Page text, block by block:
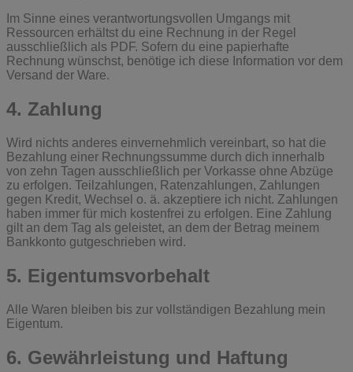
Im Sinne eines verantwortungsvollen Umgangs mit
Ressourcen erhältst du eine Rechnung in der Regel
ausschließlich als PDF. Sofern du eine papierhafte
Rechnung wünschst, benötige ich diese Information vor dem
Versand der Ware.
4. Zahlung
Wird nichts anderes einvernehmlich vereinbart, so hat die
Bezahlung einer Rechnungssumme durch dich innerhalb
von zehn Tagen ausschließlich per Vorkasse ohne Abzüge
zu erfolgen. Teilzahlungen, Ratenzahlungen, Zahlungen
gegen Kredit, Wechsel o. ä. akzeptiere ich nicht. Zahlungen
haben immer für mich kostenfrei zu erfolgen. Eine Zahlung
gilt an dem Tag als geleistet, an dem der Betrag meinem
Bankkonto gutgeschrieben wird.
5. Eigentumsvorbehalt
Alle Waren bleiben bis zur vollständigen Bezahlung mein
Eigentum.
6. Gewährleistung und Haftung